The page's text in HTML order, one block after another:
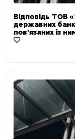
Відповідь ТОВ
державних
пов’язаних із